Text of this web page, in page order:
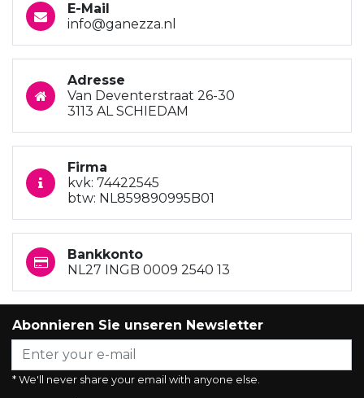
E-Mail
info@ganezza.nl
Adresse
Van Deventerstraat 26-30
3113 AL SCHIEDAM
Firma
kvk: 74422545
btw: NL859890995B01
Bankkonto
NL27 INGB 0009 2540 13
Abonnieren Sie unseren Newsletter
* We'll never share your email with anyone else.